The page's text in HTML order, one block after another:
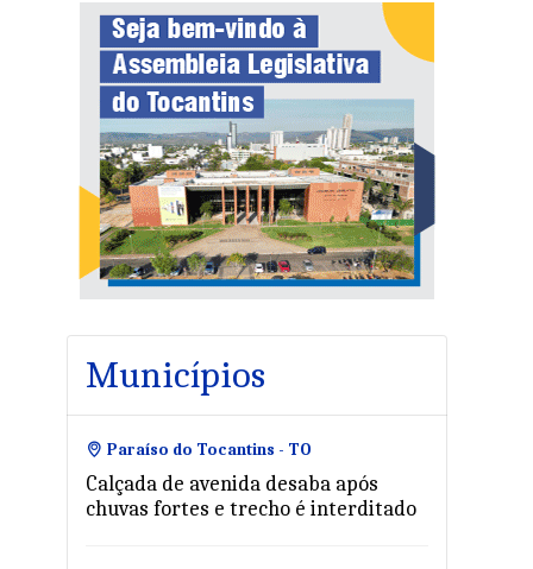
Municípios
Paraíso do Tocantins - TO
Calçada de avenida desaba após
chuvas fortes e trecho é interditado